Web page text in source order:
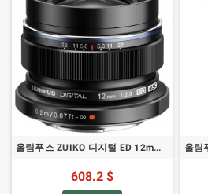
올림푸스 ZUIKO 디지털 ED 12mm F2.0 B - 마이크로 포서즈 렌즈
608.2 $